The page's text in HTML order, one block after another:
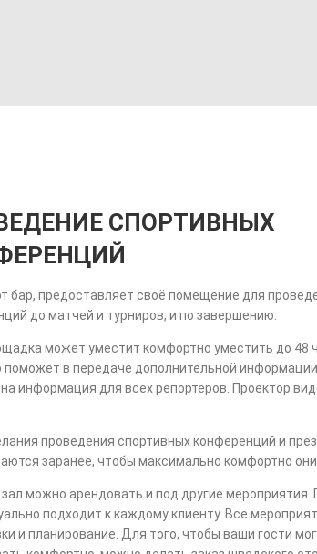
СПОРТИВНЫХ
бар, предоставляет своё помещение для
до матчей и турниров, и по завершению.
может уместит комфортно уместить до 48
поможет в передаче дополнительной
информация для всех репортеров. Проектор
проведения спортивных конференций и
заранее, чтобы максимально комфортно они
можно арендовать и под другие мероприятия.
подходит к каждому клиенту. Все
и планирование. Для того, чтобы ваши гости